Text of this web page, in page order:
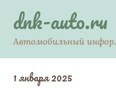
contentdnk-auto.ru
Автомобильный
1 января 2025